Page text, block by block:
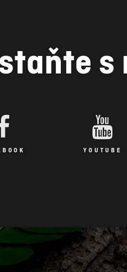
YOUTUBE